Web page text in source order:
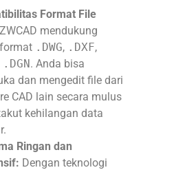
Format File
ZWCAD mendukung
.DWG, .DXF,
.DGN. Anda bisa
dan mengedit file dari
CAD lain secara mulus
kehilangan data
Ringan dan
Dengan teknologi